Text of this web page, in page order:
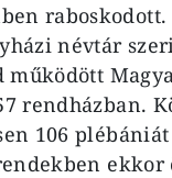
névtár
működött
rendházban.
106
ekkor